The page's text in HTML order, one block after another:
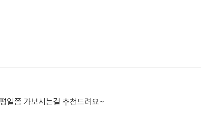
일쯤 가보시는걸 추천드려요~